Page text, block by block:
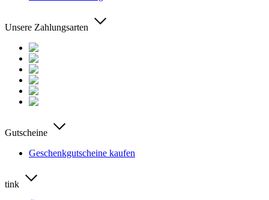
Unsere Zahlungsarten
Gutscheine
Geschenkgutscheine kaufen
tink